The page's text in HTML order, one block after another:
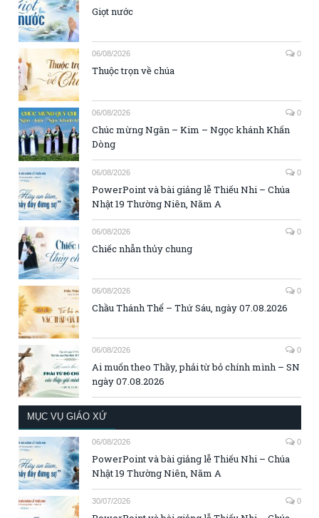
Giọt nước
06/08/2026 0
Thuộc trọn về chúa
06/08/2026 0
Chúc mừng Ngân – Kim – Ngọc khánh Khấn
Dòng
06/08/2026 0
PowerPoint và bài giảng lễ Thiếu Nhi – Chúa
Nhật 19 Thường Niên, Năm A
06/08/2026 0
Chiếc nhẫn thủy chung
06/08/2026 0
Chầu Thánh Thể – Thứ Sáu, ngày 07.08.2026
06/08/2026 0
Ai muốn theo Thầy, phải từ bỏ chính mình – SN
ngày 07.08.2026
MỤC VỤ GIÁO XỨ
06/08/2026 0
PowerPoint và bài giảng lễ Thiếu Nhi – Chúa
Nhật 19 Thường Niên, Năm A
30/07/2026 0